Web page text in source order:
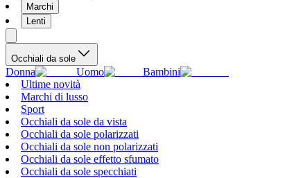
Marchi
Lenti
Occhiali da sole
Donna Uomo
Bambini
Ultime novità
Marchi di lusso
Sport
Occhiali da sole da vista
Occhiali da sole polarizzati
Occhiali da sole non polarizzati
Occhiali da sole effetto sfumato
Occhiali da sole specchiati